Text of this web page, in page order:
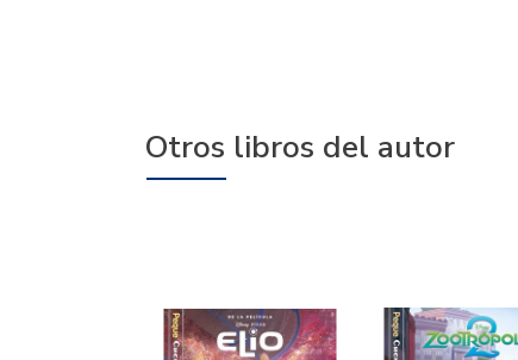
Otros libros del autor